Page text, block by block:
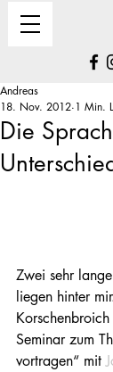
Die
Andreas
18. Nov. 2012 1 Min.
Zwei sehr
liegen hinter
Seminar zum
vortragen“ mit